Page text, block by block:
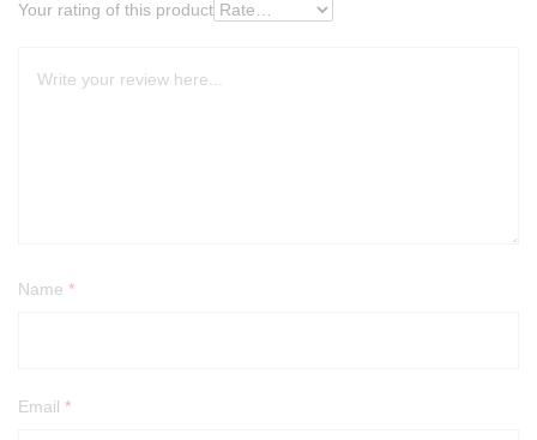
Your rating of this product
Name *
Email *